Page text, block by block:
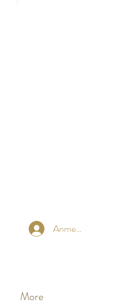
Anmelden
More